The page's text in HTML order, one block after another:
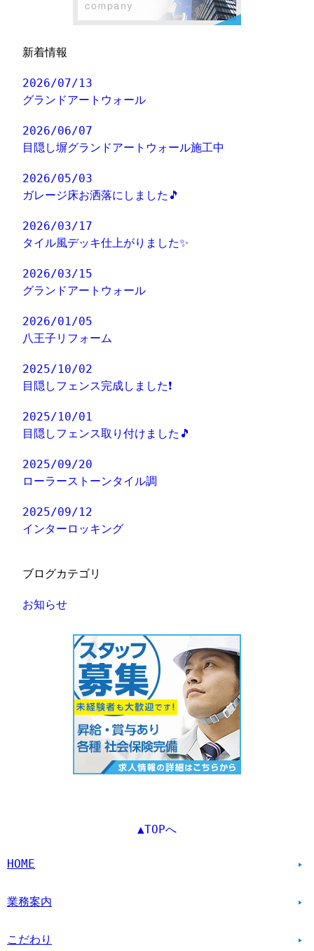
新着情報
2026/07/13
グランドアートウォール
2026/06/07
目隠し塀グランドアートウォール施工中
2026/05/03
ガレージ床お洒落にしました🎵
2026/03/17
タイル風デッキ仕上がりました✨
2026/03/15
グランドアートウォール
2026/01/05
八王子リフォーム
2025/10/02
目隠しフェンス完成しました❗
2025/10/01
目隠しフェンス取り付けました🎵
2025/09/20
ローラーストーンタイル調
2025/09/12
インターロッキング
ブログカテゴリ
お知らせ
▲TOPへ
HOME
業務案内
こだわり